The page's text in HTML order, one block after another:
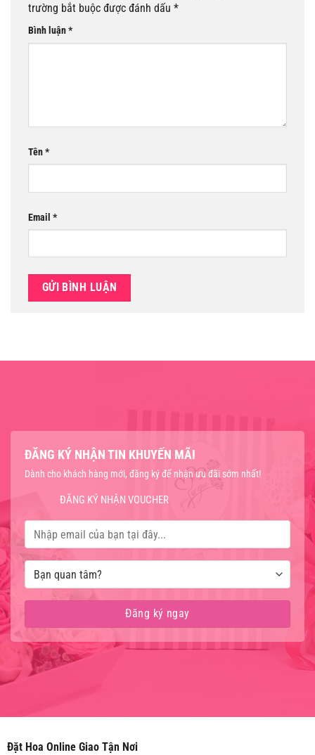
trường bắt buộc được đánh dấu *
Bình luận*
Tên*
Email *
ĐĂNG KÝ NHẬN TIN KHUYẾN MÃI
Dành cho khách hàng mới, đăng ký để nhận ưu đãi sớm nhất!
ĐĂNG KÝ NHẬN VOUCHER
Đặt Hoa Online Giao Tận Nơi